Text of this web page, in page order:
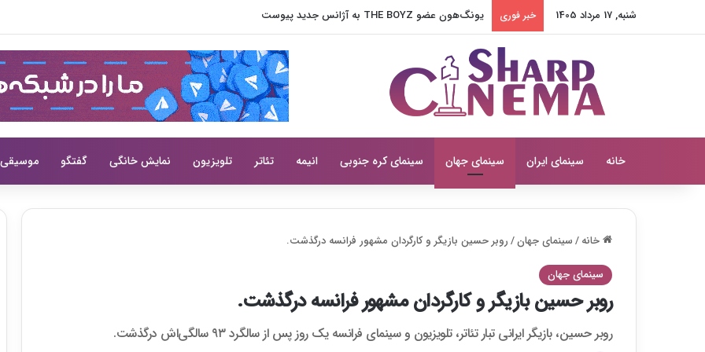
شنبه, 17 مرداد 1405 خبر فوری یونگ‌هون عضو THE BOYZ به آژانس جدید پیوست
خانه سینمای ایران سینمای جهان سینمای کره جنوبی انیمه تئاتر تلویزیون نمایش خانگی گفتگو موسیقی
خانه/سینمای جهان/روبر حسین بازیگر و کارگردان مشهور فرانسه درگذشت.
سینمای جهان
روبر حسین بازیگر و کارگردان مشهور فرانسه درگذشت.
روبر حسین، بازیگر ایرانی تبار تئاتر، تلویزیون و سینمای فرانسه یک روز پس از سالگرد ٩۳ سالگی‌اش درگذشت.